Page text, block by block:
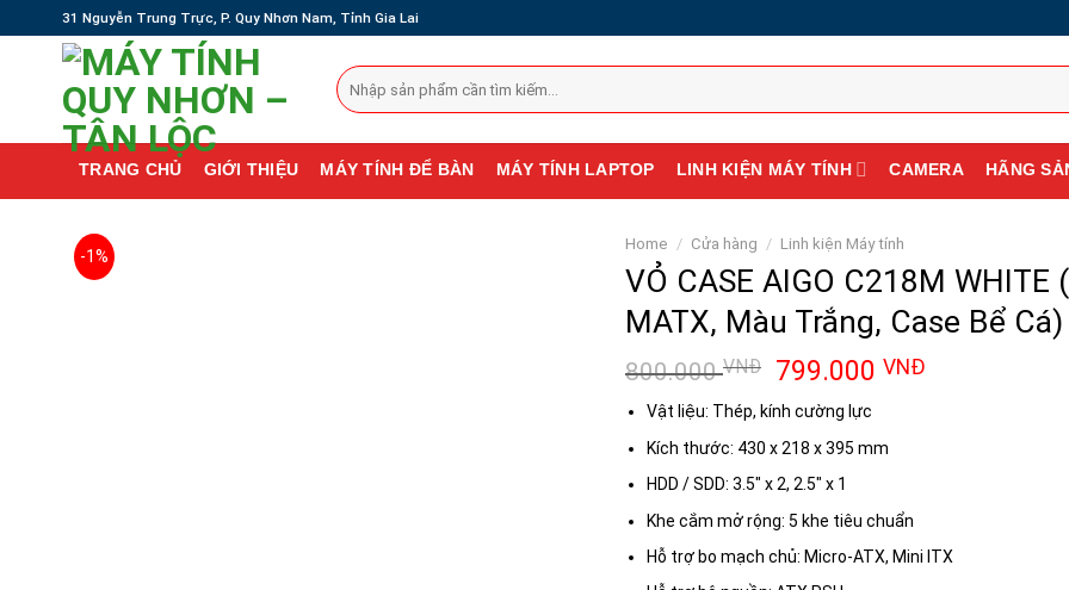
to
31 Nguyễn Trung Trực, P. Quy Nhơn Nam, Tỉnh Gia Lai
Search
for:
TRANG CHỦ GIỚI THIỆU MÁY TÍNH ĐỂ BÀN MÁY TÍNH LAPTOP LINH KIỆN MÁY TÍNH CAMERA HÃNG
-1%
Home / Cửa hàng / Linh kiện Máy tính
VỎ CASE AIGO C218M WHITE (
MATX, Màu Trắng, Case Bể Cá)
800.000VNĐ 799.000VNĐ
Vật liệu: Thép, kính cường lực
Kích thước: 430 x 218 x 395 mm
HDD / SDD: 3.5″ x 2, 2.5″ x 1
Khe cắm mở rộng: 5 khe tiêu chuẩn
Hỗ trợ bo mạch chủ: Micro-ATX, Mini ITX